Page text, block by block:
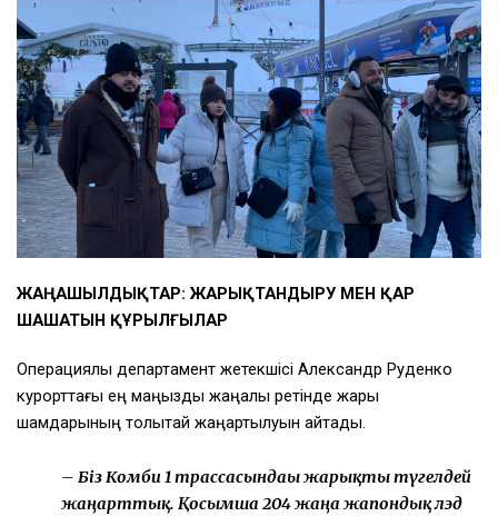
ЖАҢАШЫЛДЫҚТАР: ЖАРЫҚТАНДЫРУ МЕН ҚАР
ШАШАТЫН ҚҰРЫЛҒЫЛАР
Операциялық департамент жетекшісі Александр Руденко
курорттағы ең маңызды жаңалық ретінде жарық
шамдарының толықтай жаңартылуын айтады.
– Біз Комби 1 трассасындағы жарықты түгелдей
жаңарттық. Қосымша 204 жаңа жапондық лэд